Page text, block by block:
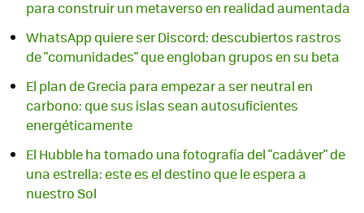
para construir un metaverso en realidad aumentada
WhatsApp quiere ser Discord: descubiertos rastros
de "comunidades" que engloban grupos en su beta
El plan de Grecia para empezar a ser neutral en
carbono: que sus islas sean autosuficientes
energéticamente
El Hubble ha tomado una fotografía del "cadáver" de
una estrella: este es el destino que le espera a
nuestro Sol